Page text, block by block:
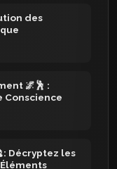
des
🌌🕺 :
Conscience
Décryptez les